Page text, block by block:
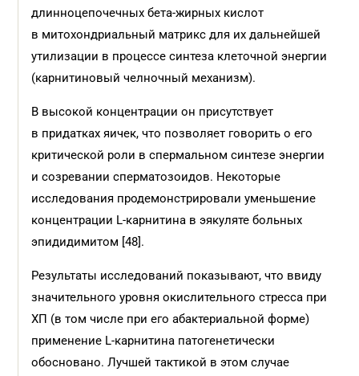
длинноцепочечных бета-жирных кислот
в митохондриальный матрикс для их дальнейшей
утилизации в процессе синтеза клеточной энергии
(карнитиновый челночный механизм).
В высокой концентрации он присутствует
в придатках яичек, что позволяет говорить о его
критической роли в спермальном синтезе энергии
и созревании сперматозоидов. Некоторые
исследования продемонстрировали уменьшение
концентрации L-карнитина в эякуляте больных
эпидидимитом [48].
Результаты исследований показывают, что ввиду
значительного уровня окислительного стресса при
ХП (в том числе при его абактериальной форме)
применение L-карнитина патогенетически
обосновано. Лучшей тактикой в этом случае